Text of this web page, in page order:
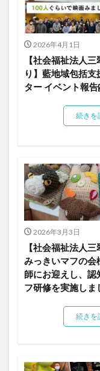
2026年4月1日
【社会福祉法人三
り】藍地域包括支
ター イベント報
続きを
2026年3月3日
【社会福祉法人三
みっきいマフの会
師にお迎えし、認
フ研修を実施しま
続きを